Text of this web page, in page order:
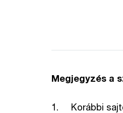
Megjegyzés a
1. Korábbi